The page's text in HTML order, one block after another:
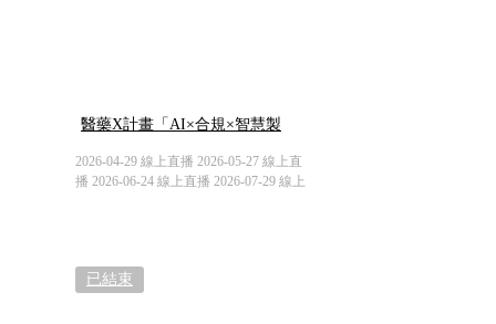
醫藥X計畫「AI×合規×智慧製
造」的跨界解題
2026-04-29 線上直播 2026-05-27 線上直
播 2026-06-24 線上直播 2026-07-29 線上
已結束